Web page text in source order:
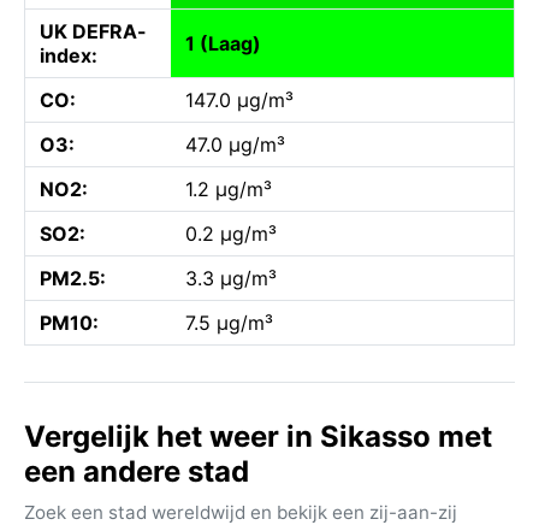
UK DEFRA-
index:
1 (Laag)
CO:
147.0 µg/m³
O3:
47.0 µg/m³
NO2:
1.2 µg/m³
SO2:
0.2 µg/m³
PM2.5:
3.3 µg/m³
PM10:
7.5 µg/m³
Vergelijk het weer in Sikasso met
een andere stad
Zoek een stad wereldwijd en bekijk een zij-aan-zij